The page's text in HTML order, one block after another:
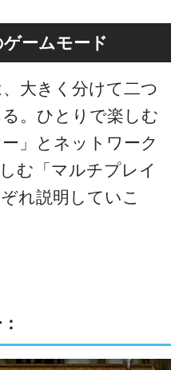
ームモード
大きく分けて二つ
。ひとりで楽しむ
」とネットワーク
む「マルチプレイ
れ説明していこ